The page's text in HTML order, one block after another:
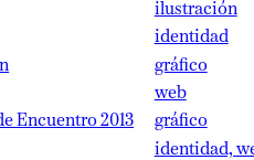
ilustración
identidad
gráfico
web
Encuentro 2013
gráfico
identidad,